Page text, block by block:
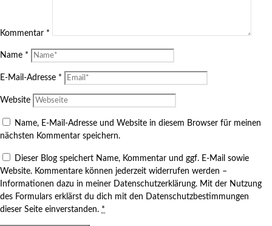
Kommentar *
Name *
E-Mail-Adresse *
Website
Name, E-Mail-Adresse und Website in diesem Browser für meinen
nächsten Kommentar speichern.
Dieser Blog speichert Name, Kommentar und ggf. E-Mail sowie
Website. Kommentare können jederzeit widerrufen werden –
Informationen dazu in meiner Datenschutzerklärung. Mit der Nutzung
des Formulars erklärst du dich mit den Datenschutzbestimmungen
dieser Seite einverstanden. *